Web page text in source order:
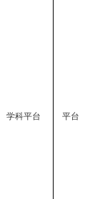
学科平台 平台